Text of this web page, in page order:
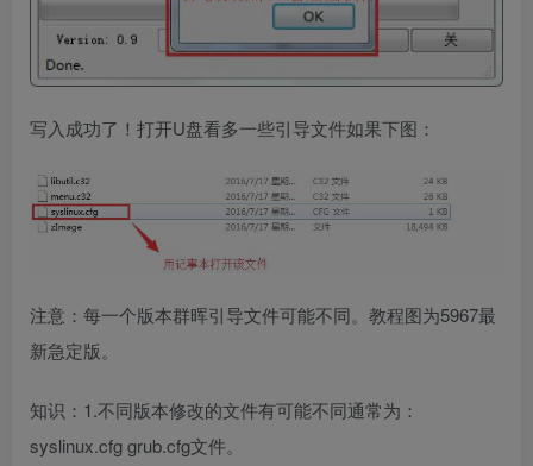
写入成功了！打开U盘看多一些引导文件如果下图：
注意：每一个版本群晖引导文件可能不同。教程图为5967最
新急定版。
知识：1.不同版本修改的文件有可能不同通常为：
syslinux.cfg grub.cfg文件。